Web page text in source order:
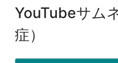
YouTubeサム
症）